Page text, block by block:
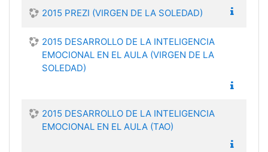
2015 PREZI (VIRGEN DE LA SOLEDAD)
2015 DESARROLLO DE LA INTELIGENCIA
EMOCIONAL EN EL AULA (VIRGEN DE LA
SOLEDAD)
2015 DESARROLLO DE LA INTELIGENCIA
EMOCIONAL EN EL AULA (TAO)